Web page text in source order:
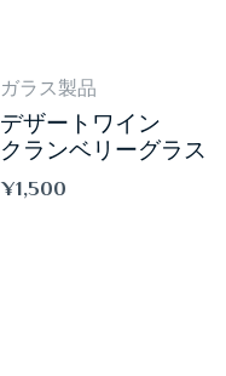
ガラス製品
デザートワイン
クランベリーグラス
¥1,500